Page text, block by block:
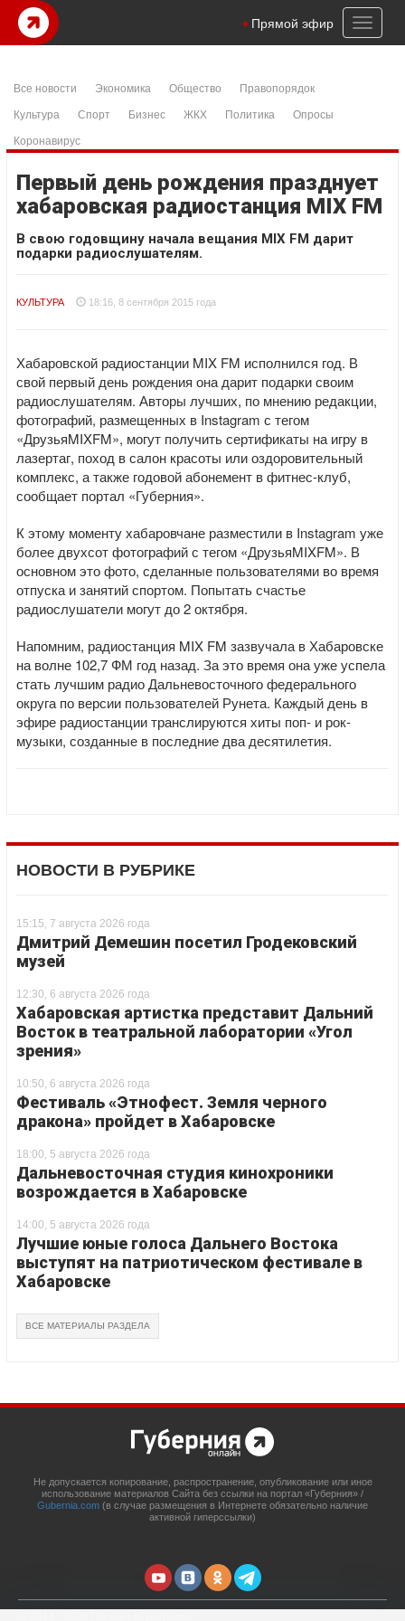
Toggle
Прямой эфир
Все новости Экономика Общество
Правопорядок
Культура
Спорт Бизнес ЖКХ Политика
Опросы
Коронавирус
Первый день рождения празднует
хабаровская радиостанция MIX FM
В свою годовщину начала вещания MIX FM дарит
подарки радиослушателям.
КУЛЬТУРА 18:16, 8 сентября 2015 года
Хабаровской радиостанции MIX FM исполнился год. В
свой первый день рождения она дарит подарки своим
радиослушателям. Авторы лучших, по мнению редакции,
фотографий, размещенных в Instagram с тегом
«ДрузьяMIXFM», могут получить сертификаты на игру в
лазертаг, поход в салон красоты или оздоровительный
комплекс, а также годовой абонемент в фитнес-клуб,
сообщает портал «Губерния».
К этому моменту хабаровчане разместили в Instagram уже
более двухсот фотографий с тегом «ДрузьяMIXFM». В
основном это фото, сделанные пользователями во время
отпуска и занятий спортом. Попытать счастье
радиослушатели могут до 2 октября.
Напомним, радиостанция MIX FM зазвучала в Хабаровске
на волне 102,7 ФМ год назад. За это время она уже успела
стать лучшим радио Дальневосточного федерального
округа по версии пользователей Рунета. Каждый день в
эфире радиостанции транслируются хиты поп- и рок-
музыки, созданные в последние два десятилетия.
НОВОСТИ В РУБРИКЕ
15:15, 7 августа 2026 года
Дмитрий Демешин посетил Гродековский
музей
12:30, 6 августа 2026 года
Хабаровская артистка представит Дальний
Восток в театральной лаборатории «Угол
зрения»
10:50, 6 августа 2026 года
Фестиваль «Этнофест. Земля черного
дракона» пройдет в Хабаровске
18:00, 5 августа 2026 года
Дальневосточная студия кинохроники
возрождается в Хабаровске
14:00, 5 августа 2026 года
Лучшие юные голоса Дальнего Востока
выступят на патриотическом фестивале в
Хабаровске
ВСЕ МАТЕРИАЛЫ РАЗДЕЛА
Не допускается копирование, распространение, опубликование или иное
использование материалов Сайта без ссылки на портал «Губерния» /
Gubernia.com (в случае размещения в Интернете обязательно наличие
активной гиперссылки)